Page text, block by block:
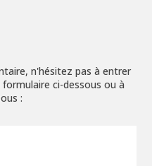
n'hésitez pas à entrer
ci-dessous ou à
: